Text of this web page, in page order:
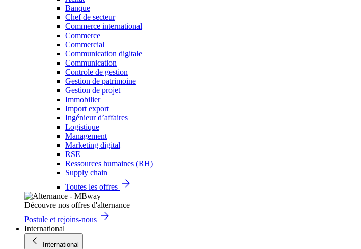
Banque
Chef de secteur
Commerce international
Commerce
Commercial
Communication digitale
Communication
Controle de gestion
Gestion de patrimoine
Gestion de projet
Immobilier
Import export
Ingénieur d’affaires
Logistique
Management
Marketing digital
RSE
Ressources humaines (RH)
Supply chain
Toutes les offres
Découvre nos offres d'alternance
Postule et rejoins-nous
International
International